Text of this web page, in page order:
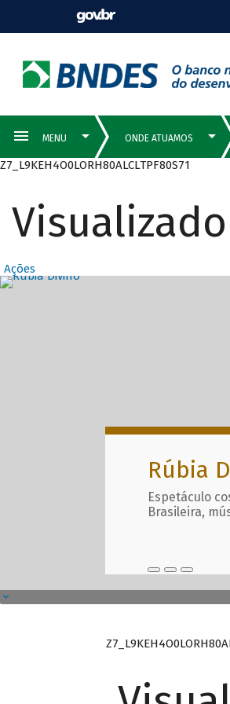
Z7_L9KEH4O0LORH80ALCLTPF80S71
Ações
Rúbia
Espetáculo
Brasileira,